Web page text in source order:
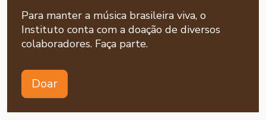
Para manter a música brasileira viva, o
Instituto conta com a doação de diversos
colaboradores. Faça parte.
Doar